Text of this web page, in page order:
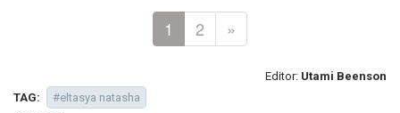
1 2 »
Editor: Utami Beenson
TAG:
#eltasya natasha